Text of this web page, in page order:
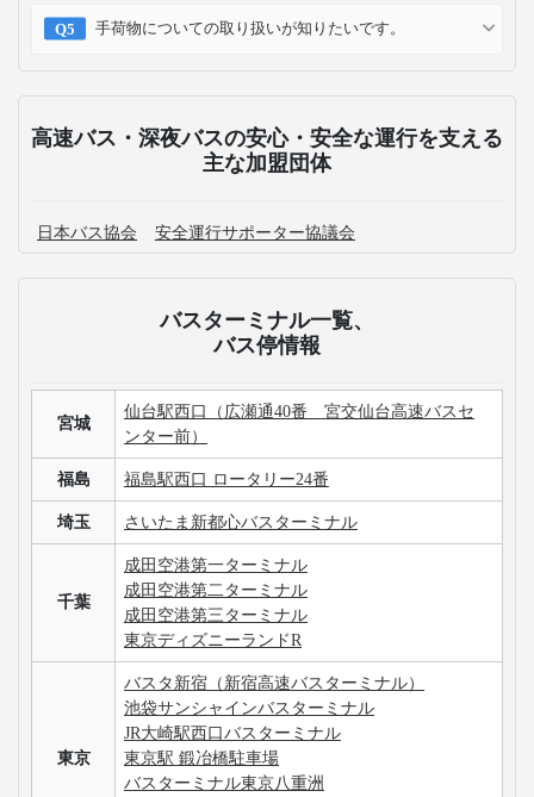
手荷物についての取り扱いが知りたいです。
高速バス・深夜バスの安心・安全な運行を支える
主な加盟団体
日本バス協会 安全運行サポーター協議会
バスターミナル一覧、
バス停情報
宮城
仙台駅西口（広瀬通40番 宮交仙台高速バスセ
ンター前）
福島 福島駅西口 ロータリー24番
埼玉 さいたま新都心バスターミナル
千葉
成田空港第一ターミナル
成田空港第二ターミナル
成田空港第三ターミナル
東京ディズニーランドR
東京
バスタ新宿（新宿高速バスターミナル）
池袋サンシャインバスターミナル
JR大崎駅西口バスターミナル
東京駅 鍛冶橋駐車場
バスターミナル東京八重洲